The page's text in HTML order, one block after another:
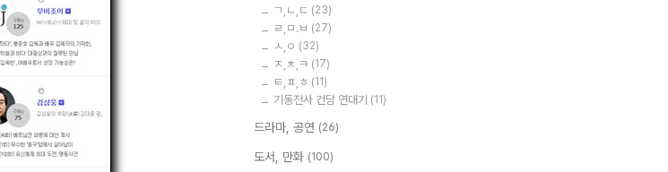
ㄱ,ㄴ,ㄷ (23)
ㄹ,ㅁ.ㅂ (27)
ㅅ,ㅇ (32)
ㅈ,ㅊ,ㅋ (17)
ㅌ,ㅍ,ㅎ (11)
기동전사 건담 연대기 (11)
드라마, 공연 (26)
도서, 만화 (100)